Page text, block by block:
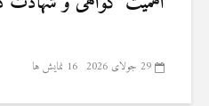
29 جولای 2026 16 نمایش ها